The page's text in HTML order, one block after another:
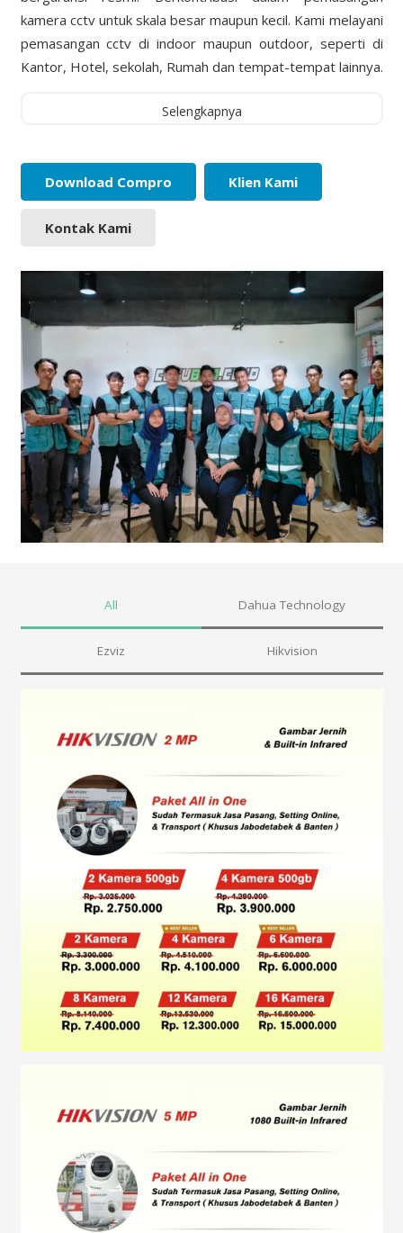
kamera cctv untuk skala besar maupun kecil. Kami melayani
pemasangan cctv di indoor maupun outdoor, seperti di
Kantor, Hotel, sekolah, Rumah dan tempat-tempat lainnya.
Selengkapnya
Download Compro Klien Kami
Kontak Kami
All Dahua Technology
Ezviz Hikvision